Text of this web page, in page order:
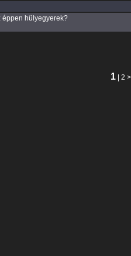
éppen hülyegyerek?
1| 2